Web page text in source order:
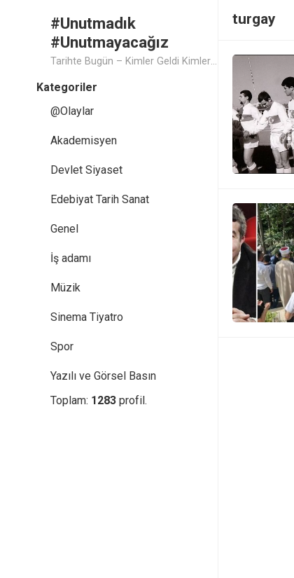
#Unutmadık
#Unutmayacağız
Tarihte Bugün – Kimler Geldi Kimler Geçti..
Kategoriler
@Olaylar
Akademisyen
Devlet Siyaset
Edebiyat Tarih Sanat
Genel
İş adamı
Müzik
Sinema Tiyatro
Spor
Yazılı ve Görsel Basın
Toplam: 1283 profil.
turgay